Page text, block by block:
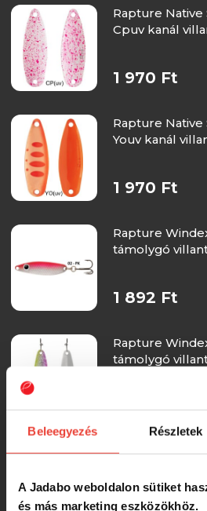
Beleegyezés Részletek
A Jadabo weboldalon sütiket
és más marketing eszközökhöz.
Rapture
Cpuv kanál
1 970 Ft
Rapture
Youv kanál
1 970 Ft
Rapture
támolygó
1 892 Ft
Rapture
támolygó
1 892 Ft
Rapture